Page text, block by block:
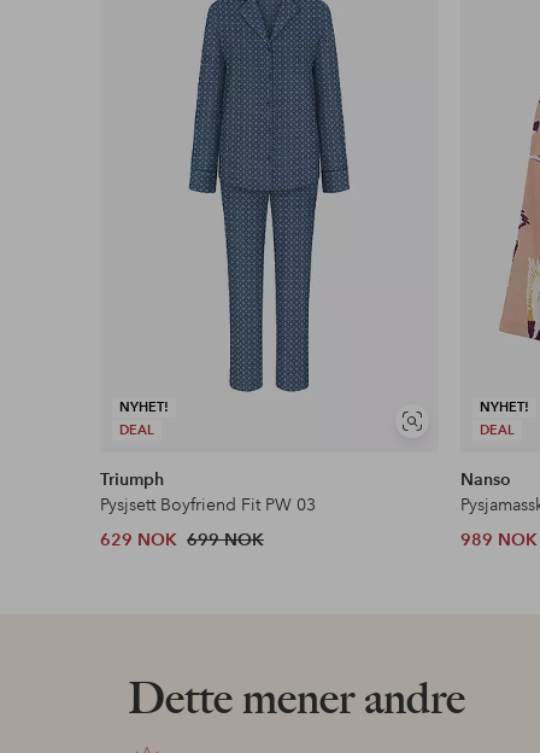
NYHET!
DEAL
Vis
Triumph
Pysjsett Boyfriend Fit PW 03
629 NOK 699 NOK
NYHET!
DEAL
Nanso
989 NOK
Dette mener andre